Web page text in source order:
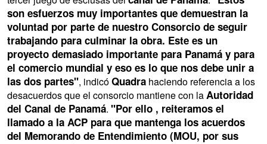
son esfuerzos muy importantes que demuestran la
voluntad por parte de nuestro Consorcio de seguir
trabajando para culminar la obra. Este es un
proyecto demasiado importante para Panamá y para
el comercio mundial y eso es lo que nos debe unir a
las dos partes", indicóQuadra haciendo referencia a los
desacuerdos que el consorcio mantiene con laAutoridad
del Canal de Panamá. "Por ello , reiteramos el
llamado a la ACP para que mantenga los acuerdos
del Memorando de Entendimiento (MOU, por sus